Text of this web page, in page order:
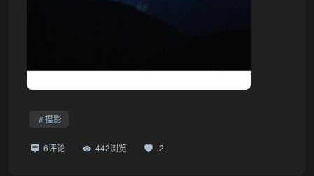
摄影
6评论 442浏览 2